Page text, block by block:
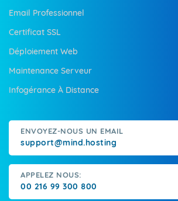
Email Professionnel
Certificat SSL
Déploiement Web
Maintenance Serveur
Infogérance À Distance
ENVOYEZ-NOUS UN EMAIL
support@mind.hosting
APPELEZ NOUS:
00 216 99 300 800